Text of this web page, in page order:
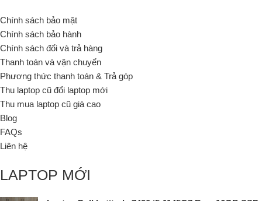
Chính sách bảo mật
Chính sách bảo hành
Chính sách đổi và trả hàng
Thanh toán và vận chuyển
Phương thức thanh toán & Trả góp
Thu laptop cũ đổi laptop mới
Thu mua laptop cũ giá cao
Blog
FAQs
Liên hệ
LAPTOP MỚI